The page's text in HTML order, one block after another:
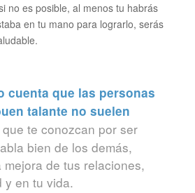
no es posible, al menos tu habrás
en tu mano para lograrlo, serás
cuenta que las personas
talante no suelen
que te conozcan por ser
bien de los demás,
de tus relaciones,
y en tu vida.